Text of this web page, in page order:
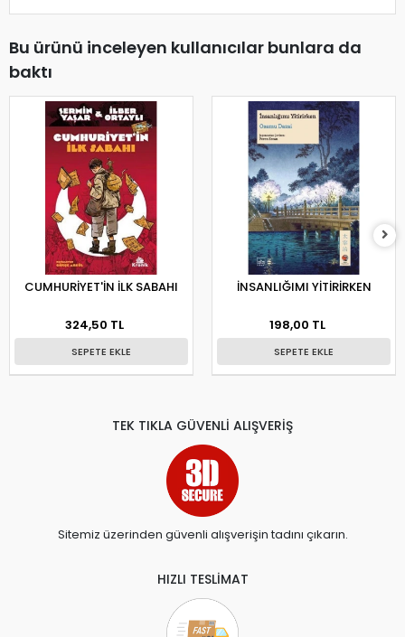
Bu ürünü inceleyen kullanıcılar bunlara da
baktı
CUMHURİYET'İN İLK SABAHI
324,50 TL
SEPETE EKLE
İNSANLIĞIMI YİTİRİRKEN
198,00 TL
SEPETE EKLE
TEK TIKLA GÜVENLİ ALIŞVERİŞ
Sitemiz üzerinden güvenli alışverişin tadını çıkarın.
HIZLI TESLİMAT